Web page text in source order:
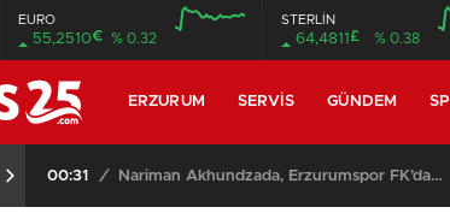
EURO
55,2510€ % 0.32
STERLİN
64,4811 £ % 0.38
ERZURUM SERVIS GÜNDEM
22:51 / Erzurumspor FK, Festy Ebosele ile prensip